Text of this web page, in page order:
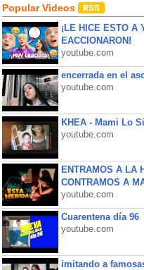
Popular Videos
¡LE HICE ESTO A
EACCIONARON!
youtube.com
encerrada en el
youtube.com
KHEA - Mami Lo
youtube.com
ENTRAMOS A LA
CONTRAMOS A
youtube.com
Cuarentena día 96
youtube.com
imitando a